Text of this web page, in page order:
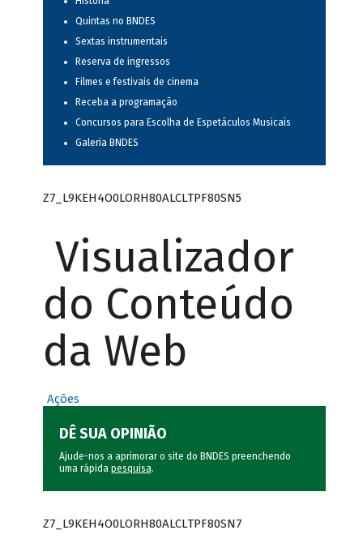
Quintas no BNDES
Sextas instrumentais
Reserva de ingressos
Filmes e festivais de cinema
Receba a programação
Concursos para Escolha de Espetáculos Musicais
Galeria BNDES
Z7_L9KEH4O0LORH80ALCLTPF80SN5
Visualizador
do Conteúdo
da Web
Ações
DÊ SUA OPINIÃO
Ajude-nos a aprimorar o site do BNDES preenchendo
uma rápida pesquisa.
Z7_L9KEH4O0LORH80ALCLTPF80SN7